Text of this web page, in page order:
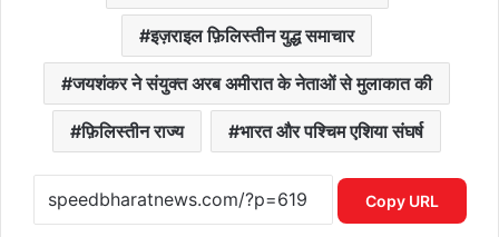
इज़राइल फ़िलिस्तीन युद्ध समाचार
जयशंकर ने संयुक्त अरब अमीरात के नेताओं से मुलाकात की
फ़िलिस्तीन राज्य भारत और पश्चिम एशिया संघर्ष
Copy URL